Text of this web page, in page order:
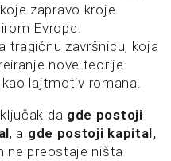
zapravo kroje
Evrope.
tragičnu završnicu, koja
nove teorije
lajtmotiv romana.
da gde postoji
, a gde postoji kapital,
ne preostaje ništa